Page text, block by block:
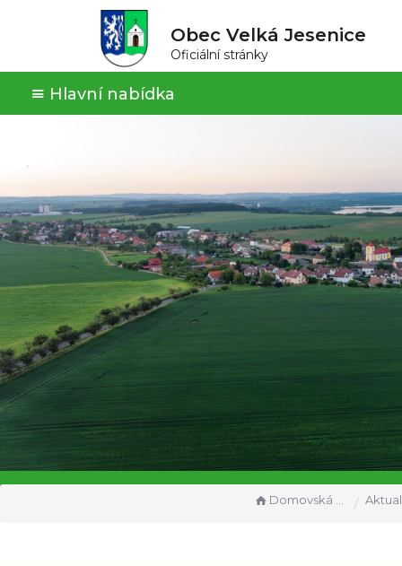
Obec Velká Jesenice
Oficiální stránky
Hlavní nabídka
Domovská stránka